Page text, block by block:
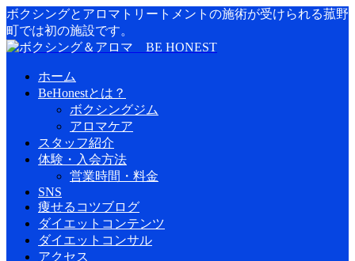
ボクシングとアロマトリートメントの施術が受けられる菰野
町では初の施設です。
ホーム
BeHonestとは？
ボクシングジム
アロマケア
スタッフ紹介
体験・入会方法
営業時間・料金
SNS
痩せるコツブログ
ダイエットコンテンツ
ダイエットコンサル
アクセス